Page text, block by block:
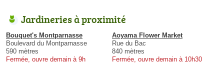
Jardineries à proximité
Bouquet's Montparnasse
Boulevard du Montparnasse
590 mètres
Fermée, ouvre demain à 9h
Aoyama Flower Market
Rue du Bac
840 mètres
Fermée, ouvre demain à 10h30